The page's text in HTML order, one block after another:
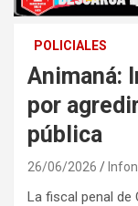
POLICIALES
Animaná:
por
pública
26/06/2026
La fiscal penal de